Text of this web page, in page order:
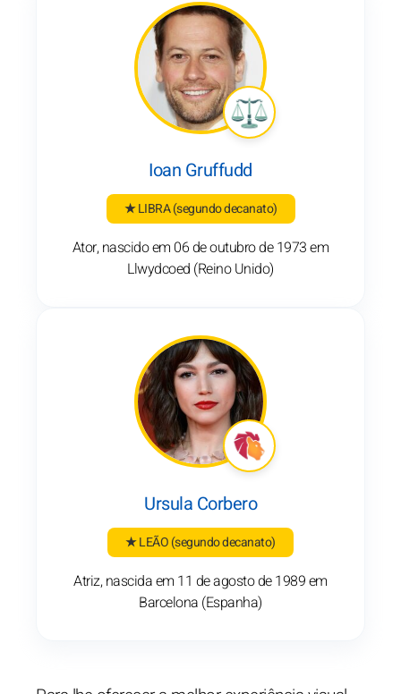
Ioan Gruffudd
★ LIBRA(segundo decanato)
Ator, nascido em 06 de outubro de 1973 em
Llwydcoed (Reino Unido)
Ursula Corbero
★ LEÃO(segundo decanato)
Atriz, nascida em 11 de agosto de 1989 em
Barcelona (Espanha)